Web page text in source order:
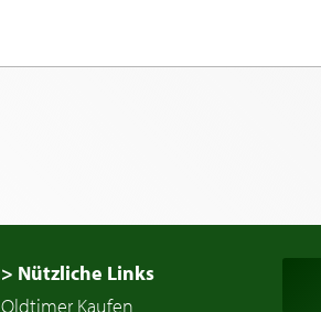
> Nützliche Links
Oldtimer Kaufen